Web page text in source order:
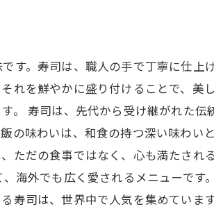
す。寿司は、職人の手で丁寧に仕上
れを鮮やかに盛り付けることで、美
。 寿司は、先代から受け継がれた
の味わいは、和食の持つ深い味わい
ただの食事ではなく、心も満たされ
海外でも広く愛されるメニューで
寿司は、世界中で人気を集めています